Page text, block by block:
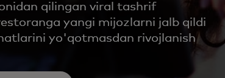
qilingan viral tashrif
yangi mijozlarni jalb qildi
yo'qotmasdan rivojlanish